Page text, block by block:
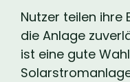
Nutzer teilen ihre
die Anlage
ist eine gute